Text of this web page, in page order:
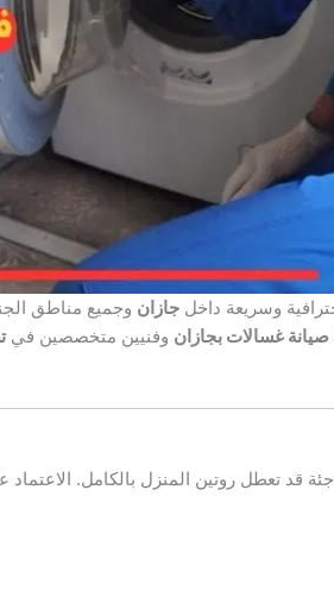
وسريعة داخلجازان وجميع مناطق
غسالات بجازان وفنيين متخصصين في
قد تعطل روتين المنزل بالكامل.